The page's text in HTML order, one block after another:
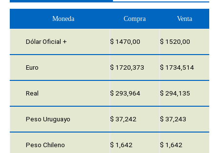
Moneda Compra Venta
Dólar Oficial + $ 1470,00 $ 1520,00
Euro $ 1720,373 $ 1734,514
Real $ 293,964 $ 294,135
Peso Uruguayo $ 37,242 $ 37,243
Peso Chileno $ 1,642 $ 1,642